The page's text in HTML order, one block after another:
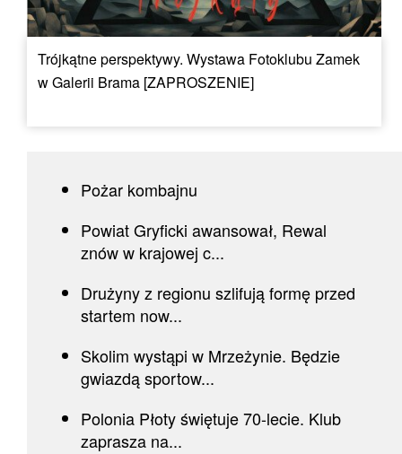
Trójkątne perspektywy. Wystawa Fotoklubu Zamek
w Galerii Brama [ZAPROSZENIE]
Pożar kombajnu
Powiat Gryficki awansował, Rewal
znów w krajowej c...
Drużyny z regionu szlifują formę przed
startem now...
Skolim wystąpi w Mrzeżynie. Będzie
gwiazdą sportow...
Polonia Płoty świętuje 70-lecie. Klub
zaprasza na...